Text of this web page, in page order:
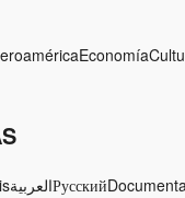
Economía
العربيةРусский